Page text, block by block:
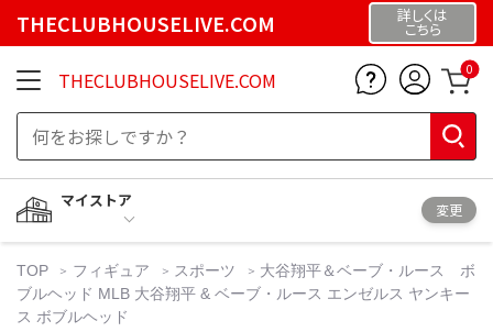
THECLUBHOUSELIVE.COM 詳しくは
こちら
THECLUBHOUSELIVE.COM 0
マイストア
変更
TOP フィギュア スポーツ
大谷翔平＆ベーブ・ルース ボ
ブルヘッド MLB 大谷翔平 & ベーブ・ルース エンゼルス ヤンキー
ス ボブルヘッド